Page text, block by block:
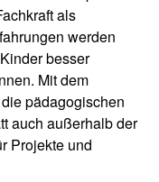
als
werden
besser
Mit dem
pädagogischen
auch außerhalb der
Projekte und